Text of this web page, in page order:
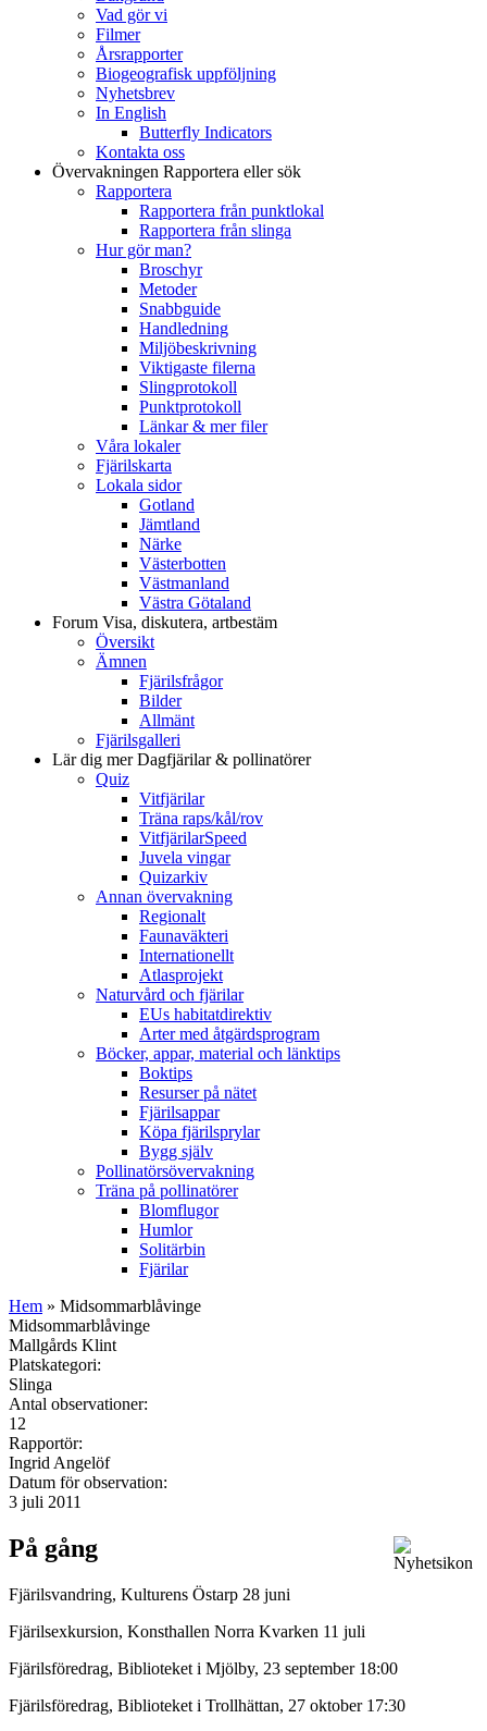
Vad gör vi
Filmer
Årsrapporter
Biogeografisk uppföljning
Nyhetsbrev
In English
Butterfly Indicators
Kontakta oss
Övervakningen Rapportera eller sök
Rapportera
Rapportera från punktlokal
Rapportera från slinga
Hur gör man?
Broschyr
Metoder
Snabbguide
Handledning
Miljöbeskrivning
Viktigaste filerna
Slingprotokoll
Punktprotokoll
Länkar & mer filer
Våra lokaler
Fjärilskarta
Lokala sidor
Gotland
Jämtland
Närke
Västerbotten
Västmanland
Västra Götaland
Forum Visa, diskutera, artbestäm
Översikt
Ämnen
Fjärilsfrågor
Bilder
Allmänt
Fjärilsgalleri
Lär dig merDagfjärilar & pollinatörer
Quiz
Vitfjärilar
Träna raps/kål/rov
VitfjärilarSpeed
Juvela vingar
Quizarkiv
Annan övervakning
Regionalt
Faunaväkteri
Internationellt
Atlasprojekt
Naturvård och fjärilar
EUs habitatdirektiv
Arter med åtgärdsprogram
Böcker, appar, material och länktips
Boktips
Resurser på nätet
Fjärilsappar
Köpa fjärilsprylar
Bygg själv
Pollinatörsövervakning
Träna på pollinatörer
Blomflugor
Humlor
Solitärbin
Fjärilar
Hem » Midsommarblåvinge
Midsommarblåvinge
Mallgårds Klint
Platskategori:
Slinga
Antal observationer:
12
Rapportör:
Ingrid Angelöf
Datum för observation:
3 juli 2011
På gång
Fjärilsvandring, Kulturens Östarp 28 juni
Fjärilsexkursion, Konsthallen Norra Kvarken 11 juli
Fjärilsföredrag, Biblioteket i Mjölby, 23 september 18:00
Fjärilsföredrag, Biblioteket i Trollhättan, 27 oktober 17:30